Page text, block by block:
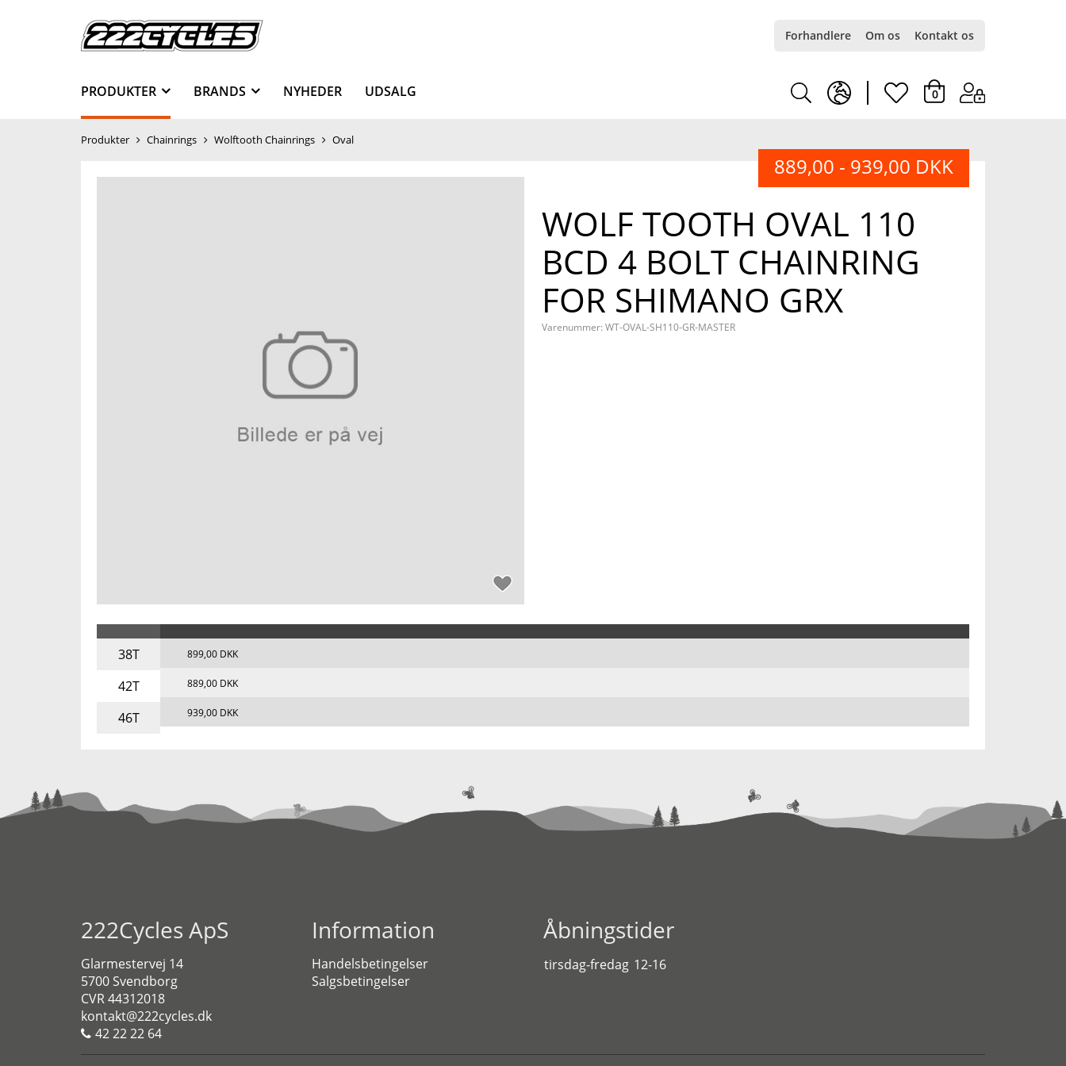
Forhandlere Om os Kontakt os
PRODUKTER BRANDS NYHEDER UDSALG earth
light
heart
0
Produkter Chainrings Wolftooth Chainrings Oval
WOLF TOOTH OVAL 110
BCD 4 BOLT CHAINRING
FOR SHIMANO GRX
Varenummer: WT-OVAL-SH110-GR-MASTER
889,00 - 939,00 DKK
38T
42T
46T
899,00 DKK
889,00 DKK
939,00 DKK
222Cycles ApS
Glarmestervej 14
5700 Svendborg
CVR 44312018
kontakt@222cycles.dk
42 22 22 64
Information
Handelsbetingelser
Salgsbetingelser
Åbningstider
tirsdag-fredag 12-16